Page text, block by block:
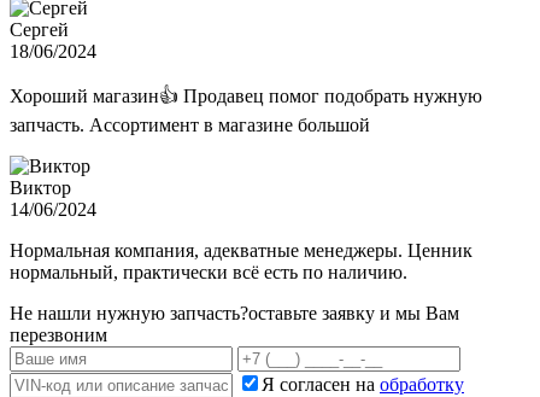
Сергей
18/06/2024
Хороший магазин👍 Продавец помог подобрать нужную
запчасть. Ассортимент в магазине большой
Виктор
14/06/2024
Нормальная компания, адекватные менеджеры. Ценник
нормальный, практически всё есть по наличию.
Не нашли нужную запчасть?оставьте заявку и мы Вам
перезвоним
Я согласен на обработку